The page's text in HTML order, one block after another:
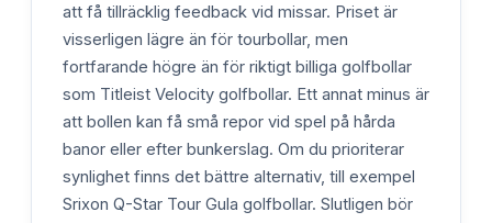
att få tillräcklig feedback vid missar. Priset är
visserligen lägre än för tourbollar, men
fortfarande högre än för riktigt billiga golfbollar
som Titleist Velocity golfbollar. Ett annat minus är
att bollen kan få små repor vid spel på hårda
banor eller efter bunkerslag. Om du prioriterar
synlighet finns det bättre alternativ, till exempel
Srixon Q-Star Tour Gula golfbollar. Slutligen bör